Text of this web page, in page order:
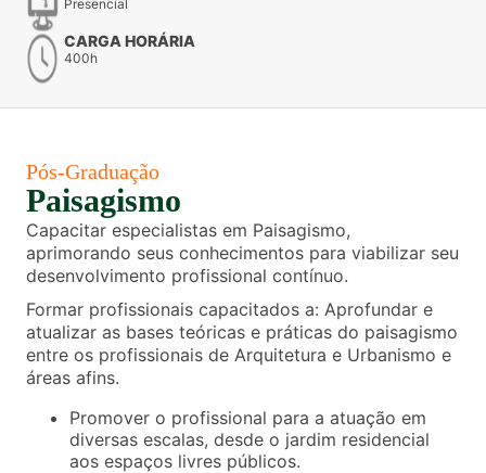
Presencial
CARGA HORÁRIA
400h
Pós-Graduação
Paisagismo
Capacitar especialistas em Paisagismo,
aprimorando seus conhecimentos para viabilizar seu
desenvolvimento profissional contínuo.
Formar profissionais capacitados a: Aprofundar e
atualizar as bases teóricas e práticas do paisagismo
entre os profissionais de Arquitetura e Urbanismo e
áreas afins.
Promover o profissional para a atuação em
diversas escalas, desde o jardim residencial
aos espaços livres públicos.